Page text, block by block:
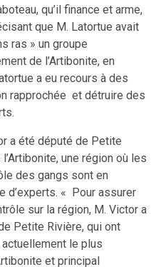
qu’il finance et arme,
que M. Latortue avait
ras » un groupe
de l’Artibonite, en
a eu recours à des
rapprochée et détruire des
a été député de Petite
une région où les
des gangs sont en
d’experts. « Pour assurer
sur la région, M. Victor a
Petite Rivière, qui ont
le plus
et principal